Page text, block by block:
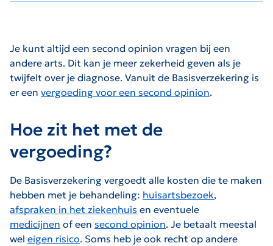
Je kunt altijd een second opinion vragen bij een
andere arts. Dit kan je meer zekerheid geven als je
twijfelt over je diagnose. Vanuit de Basisverzekering is
er een vergoeding voor een second opinion.
Hoe zit het met de
vergoeding?
De Basisverzekering vergoedt alle kosten die te maken
hebben met je behandeling: huisartsbezoek,
afspraken in het ziekenhuis en eventuele
medicijnen of een second opinion. Je betaalt meestal
wel eigen risico. Soms heb je ook recht op andere